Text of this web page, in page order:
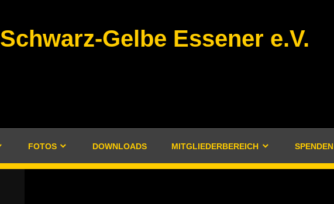
Schwarz-Gelbe Essener e.V.
FOTOS DOWNLOADS MITGLIEDERBEREICH SPENDEN